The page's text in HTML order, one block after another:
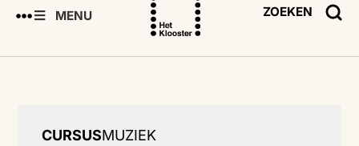
MENU ZOEKEN
CURSUSMUZIEK